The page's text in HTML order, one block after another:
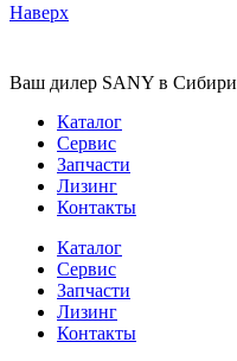
Наверх
Ваш дилер SANY в Сибири
Каталог
Сервис
Запчасти
Лизинг
Контакты
Каталог
Сервис
Запчасти
Лизинг
Контакты